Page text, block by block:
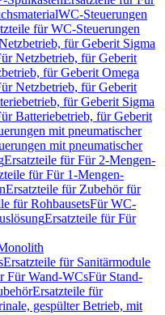
WC-Steuerungen
für WC-Steuerungen
für Geberit Sigma
Netzbetrieb, für Geberit
für Geberit Omega
Netzbetrieb, für Geberit
für Geberit Sigma
Batteriebetrieb, für Geberit
mit pneumatischer
mit pneumatischer
Ersatzteile für Für 2-Mengen-
für Für 1-Mengen-
Ersatzteile für Zubehör für
für RohbausetsFür WC-
Ersatzteile für Für
Ersatzteile für Sanitärmodule
Für Wand-WCsFür Stand-
Ersatzteile für
gespülter Betrieb, mit